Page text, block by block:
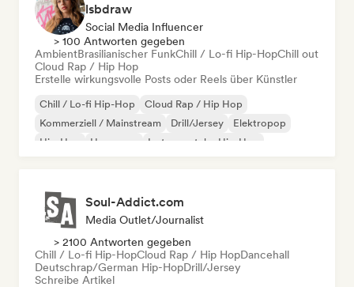
lsbdraw
Social Media Influencer
> 100 Antworten gegeben
AmbientBrasilianischer FunkChill / Lo-fi Hip-HopChill out
Cloud Rap / Hip Hop
Erstelle wirkungsvolle Posts oder Reels über Künstler
Chill / Lo-fi Hip-Hop
Cloud Rap / Hip Hop
Kommerziell / Mainstream
Drill/Jersey
Elektropop
Hip-Hop
Hyperpop Instrumentaler Hip-Hop
Soul-Addict.com
Media Outlet/Journalist
> 2100 Antworten gegeben
Chill / Lo-fi Hip-HopCloud Rap / Hip HopDancehall
Deutschrap/German Hip-HopDrill/Jersey
Schreibe Artikel